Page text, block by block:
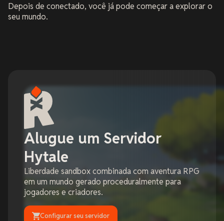
Depois de conectado, você já pode começar a explorar o
seu mundo.
Alugue um Servidor
Hytale
Liberdade sandbox combinada com aventura RPG
em um mundo gerado proceduralmente para
jogadores e criadores.
Configurar seu servidor